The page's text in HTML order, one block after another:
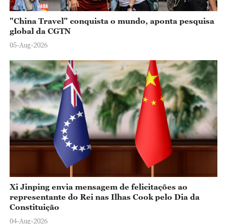
"China Travel" conquista o mundo, aponta pesquisa
global da CGTN
05-Aug-2026
Xi Jinping envia mensagem de felicitações ao
representante do Rei nas Ilhas Cook pelo Dia da
Constituição
04-Aug-2026